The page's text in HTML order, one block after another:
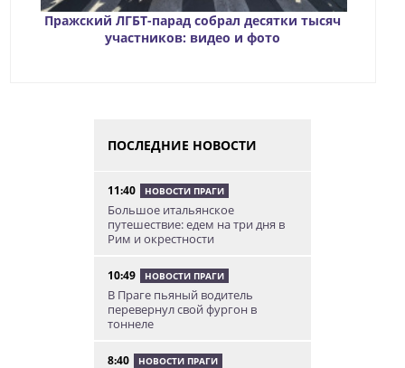
Пражский ЛГБТ-парад собрал десятки тысяч
участников: видео и фото
ПОСЛЕДНИЕ НОВОСТИ
11:40 НОВОСТИ ПРАГИ
Большое итальянское
путешествие: едем на три дня в
Рим и окрестности
10:49 НОВОСТИ ПРАГИ
В Праге пьяный водитель
перевернул свой фургон в
тоннеле
8:40 НОВОСТИ ПРАГИ